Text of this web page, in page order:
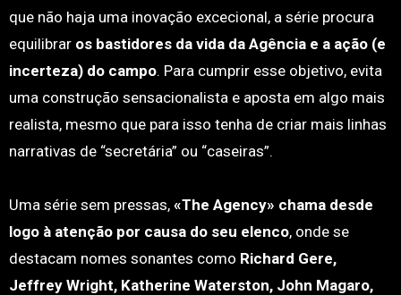
que não haja uma inovação excecional, a série procura
equilibrar os bastidores da vida da Agência e a ação (e
incerteza) do campo. Para cumprir esse objetivo, evita
uma construção sensacionalista e aposta em algo mais
realista, mesmo que para isso tenha de criar mais linhas
narrativas de “secretária” ou “caseiras”.
Uma série sem pressas, «The Agency» chama desde
logo à atenção por causa do seu elenco, onde se
destacam nomes sonantes como Richard Gere,
Jeffrey Wright, Katherine Waterston, John Magaro,